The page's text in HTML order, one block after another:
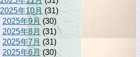
2025年10月(31)
2025年9月(30)
2025年8月 (31)
2025年7月 (31)
2025年6月(30)